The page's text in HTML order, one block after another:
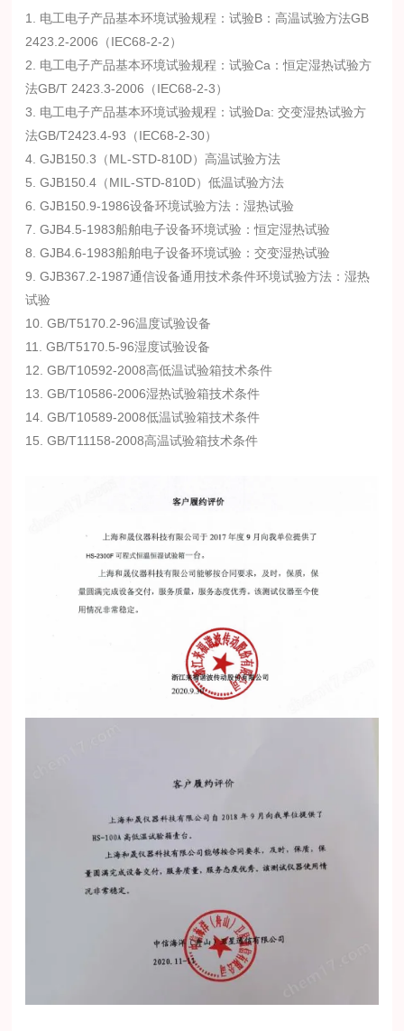
1. 电工电子产品基本环境试验规程：试验B：高温试验方法GB
2423.2-2006（IEC68-2-2）
2. 电工电子产品基本环境试验规程：试验Ca：恒定湿热试验方
法GB/T 2423.3-2006（IEC68-2-3）
3. 电工电子产品基本环境试验规程：试验Da: 交变湿热试验方
法GB/T2423.4-93（IEC68-2-30）
4. GJB150.3（ML-STD-810D）高温试验方法
5. GJB150.4（MIL-STD-810D）低温试验方法
6. GJB150.9-1986设备环境试验方法：湿热试验
7. GJB4.5-1983船舶电子设备环境试验：恒定湿热试验
8. GJB4.6-1983船舶电子设备环境试验：交变湿热试验
9. GJB367.2-1987通信设备通用技术条件环境试验方法：湿热
试验
10. GB/T5170.2-96温度试验设备
11. GB/T5170.5-96湿度试验设备
12. GB/T10592-2008高低温试验箱技术条件
13. GB/T10586-2006湿热试验箱技术条件
14. GB/T10589-2008低温试验箱技术条件
15. GB/T11158-2008高温试验箱技术条件